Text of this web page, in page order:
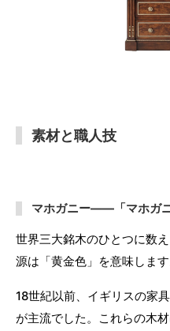
素材と職人技
マホガニー——「マホガ
世界三大銘木のひとつに数
源は「黄金色」を意味します
18世紀以前、イギリスの家
が主流でした。これらの木